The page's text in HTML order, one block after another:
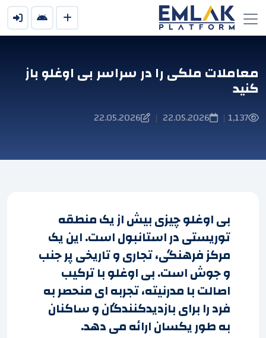
معاملات ملکی را در سراسر بی اوغلو باز
کنید
1,137
|
22.05.2026
|
22.05.2026
بی اوغلو چیزی بیش از یک منطقه
توریستی در استانبول است. این یک
مرکز فرهنگی، تجاری و تاریخی پر جنب
و جوش است. بی اوغلو با ترکیب
اصالت با مدرنیته، تجربه ای منحصر به
فرد را برای بازدیدکنندگان و ساکنان
به طور یکسان ارائه می دهد.